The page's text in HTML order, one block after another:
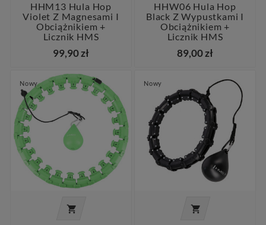
HHM13 Hula Hop
Violet Z Magnesami I
Obciążnikiem +
Licznik HMS
99,90 zł
HHW06 Hula Hop
Black Z Wypustkami I
Obciążnikiem +
Licznik HMS
89,00 zł
Nowy

Nowy
